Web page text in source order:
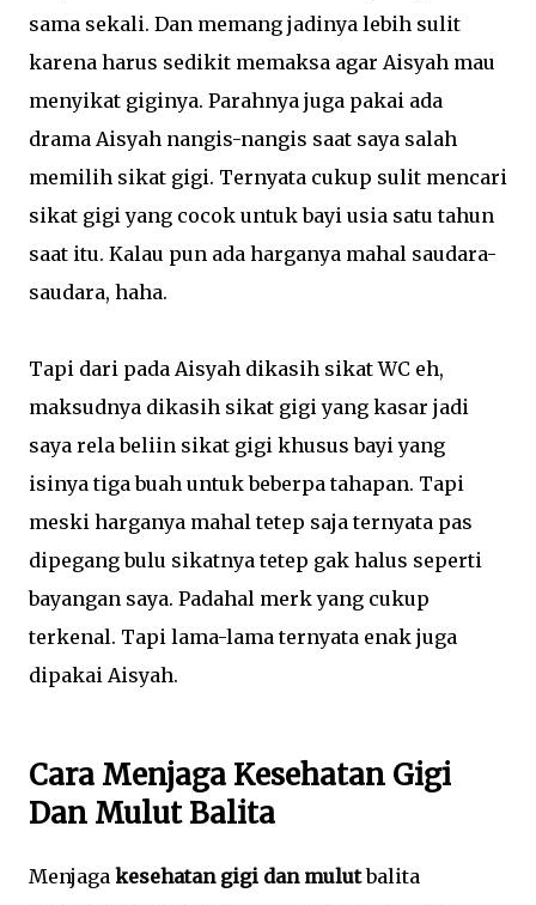
sama sekali. Dan memang jadinya lebih sulit
karena harus sedikit memaksa agar Aisyah mau
menyikat giginya. Parahnya juga pakai ada
drama Aisyah nangis-nangis saat saya salah
memilih sikat gigi. Ternyata cukup sulit mencari
sikat gigi yang cocok untuk bayi usia satu tahun
saat itu. Kalau pun ada harganya mahal saudara-
saudara, haha.
Tapi dari pada Aisyah dikasih sikat WC eh,
maksudnya dikasih sikat gigi yang kasar jadi
saya rela beliin sikat gigi khusus bayi yang
isinya tiga buah untuk beberpa tahapan. Tapi
meski harganya mahal tetep saja ternyata pas
dipegang bulu sikatnya tetep gak halus seperti
bayangan saya. Padahal merk yang cukup
terkenal. Tapi lama-lama ternyata enak juga
dipakai Aisyah.
Cara Menjaga Kesehatan Gigi
Dan Mulut Balita
Menjaga kesehatan gigi dan mulutbalita